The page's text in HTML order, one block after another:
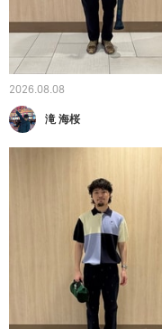
2026.08.08
滝 海桜